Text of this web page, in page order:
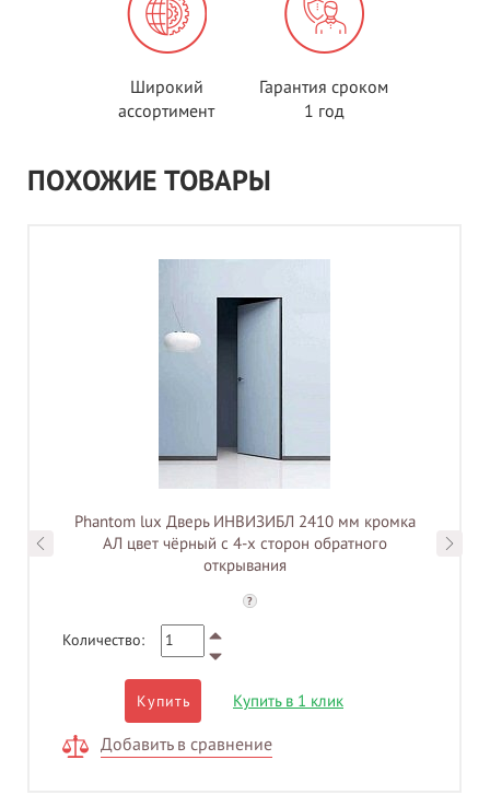
Широкий
ассортимент
Гарантия сроком
1 год
ПОХОЖИЕ ТОВАРЫ
Phantom lux Дверь ИНВИЗИБЛ 2410 мм кромка
АЛ цвет чёрный c 4-x сторон обратного
открывания
?
Количество:
Купить Купить в 1 клик
Добавить в сравнение